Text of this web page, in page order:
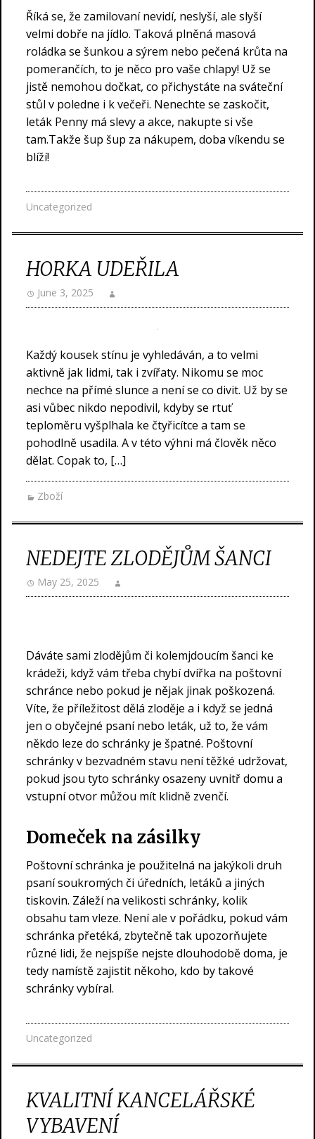
Říká se, že zamilovaní nevidí, neslyší, ale slyší
velmi dobře na jídlo. Taková plněná masová
roládka se šunkou a sýrem nebo pečená krůta na
pomerančích, to je něco pro vaše chlapy! Už se
jistě nemohou dočkat, co přichystáte na sváteční
stůl v poledne i k večeři. Nenechte se zaskočit,
leták Penny má slevy a akce, nakupte si vše
tam.Takže šup šup za nákupem, doba víkendu se
blíží!
Uncategorized
HORKA UDEŘILA
June 3, 2025
Každý kousek stínu je vyhledáván, a to velmi
aktivně jak lidmi, tak i zvířaty. Nikomu se moc
nechce na přímé slunce a není se co divit. Už by se
asi vůbec nikdo nepodivil, kdyby se rtuť
teploměru vyšplhala ke čtyřicítce a tam se
pohodlně usadila. A v této výhni má člověk něco
dělat. Copak to, […]
Zboží
NEDEJTE ZLODĚJŮM ŠANCI
May 25, 2025
Dáváte sami zlodějům či kolemjdoucím šanci ke
krádeži, když vám třeba chybí dvířka na poštovní
schránce nebo pokud je nějak jinak poškozená.
Víte, že příležitost dělá zloděje a i když se jedná
jen o obyčejné psaní nebo leták, už to, že vám
někdo leze do schránky je špatné. Poštovní
schránkyv bezvadném stavu není těžké udržovat,
pokud jsou tyto schránky osazeny uvnitř domu a
vstupní otvor můžou mít klidně zvenčí.
Domeček na zásilky
Poštovní schránka je použitelná na jakýkoli druh
psaní soukromých či úředních, letáků a jiných
tiskovin. Záleží na velikosti schránky, kolik
obsahu tam vleze. Není ale v pořádku, pokud vám
schránka přetéká, zbytečně tak upozorňujete
různé lidi, že nejspíše nejste dlouhodobě doma, je
tedy namístě zajistit někoho, kdo by takové
schránky vybíral.
Uncategorized
KVALITNÍ KANCELÁŘSKÉ
VYBAVENÍ